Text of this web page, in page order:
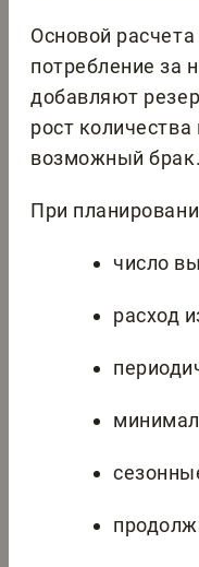
Основой
потребление за
добавляют
рост
возможный брак.
При
число
расход